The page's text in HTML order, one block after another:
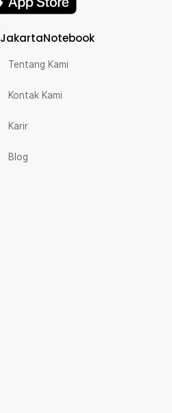
JakartaNotebook
Tentang Kami
Kontak Kami
Karir
Blog